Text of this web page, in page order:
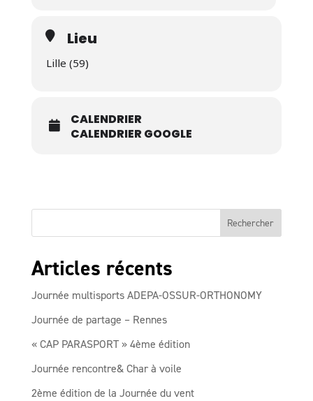
Lieu
Lille (59)
CALENDRIER
CALENDRIER GOOGLE
Articles récents
Journée multisports ADEPA-OSSUR-ORTHONOMY
Journée de partage – Rennes
« CAP PARASPORT » 4ème édition
Journée rencontre& Char à voile
2ème édition de la Journée du vent